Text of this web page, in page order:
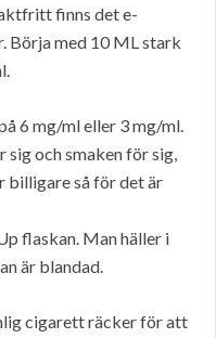
finns det e-
Börja med 10 ML stark
6 mg/ml eller 3 mg/ml.
och smaken för sig,
billigare så för det är
flaskan. Man häller i
är blandad.
cigarett räcker för att